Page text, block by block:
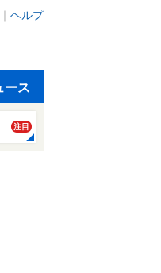
｜ ヘルプ
ース
注目